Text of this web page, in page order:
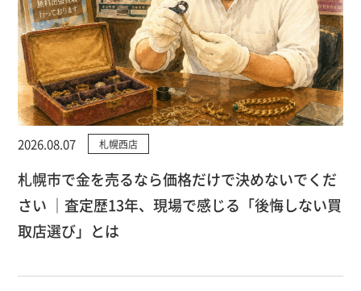
2026.08.07 札幌西店
札幌市で金を売るなら価格だけで決めないでくだ
さい ｜査定歴13年、現場で感じる「後悔しない買
取店選び」とは